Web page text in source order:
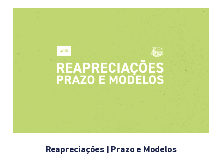
Reapreciações | Prazo e Modelos